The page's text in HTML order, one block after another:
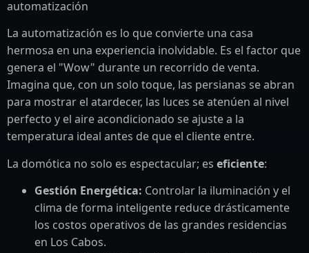
La automatización es lo que convierte una casa
hermosa en una experiencia inolvidable. Es el factor que
genera el "Wow" durante un recorrido de venta.
Imagina que, con un solo toque, las persianas se abran
para mostrar el atardecer, las luces se atenúen al nivel
perfecto y el aire acondicionado se ajuste a la
temperatura ideal antes de que el cliente entre.
La domótica no solo es espectacular; es eficiente:
Gestión Energética: Controlar la iluminación y el
clima de forma inteligente reduce drásticamente
los costos operativos de las grandes residencias
en Los Cabos.